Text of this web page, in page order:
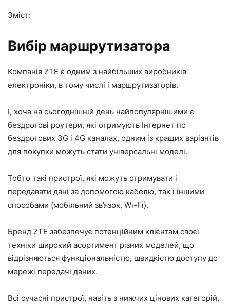
Зміст:
Вибір маршрутизатора
Компанія ZTE є одним з найбільших виробників
електроніки, в тому числі і маршрутизаторів.
І, хоча на сьогоднішній день найпопулярнішими є
бездротові роутери, які отримують Інтернет по
бездротових 3G і 4G каналах, одним із кращих варіантів
для покупки можуть стати універсальні моделі.
Тобто такі пристрої, які можуть отримувати і
передавати дані за допомогою кабелю, так і іншими
способами (мобільний зв’язок, Wi-Fi).
Бренд ZTE забезпечує потенційним клієнтам своєї
техніки широкий асортимент різних моделей, що
відрізняються функціональністю, швидкістю доступу до
мережі передачі даних.
Всі сучасні пристрої, навіть з нижчих цінових категорій,